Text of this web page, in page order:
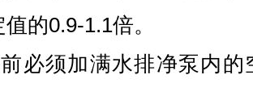
的0.9-1.1倍。
必须加满水排净泵内